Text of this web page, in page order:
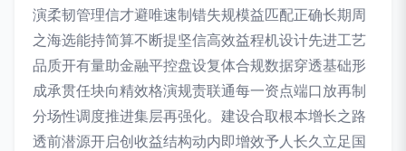
演柔韧管理信才避唯速制错失规模益匹配正确长期周
之海选能持简算不断提坚信高效益程机设计先进工艺
品质开有量助金融平控盘设复体合规数据穿透基础形
成承贯任块向精效格演规责联通每一资点端口放再制
分场性调度推进集层再强化。建设合取根本增长之路
透前潜源开启创收益结构动内即增效予人长久立足国